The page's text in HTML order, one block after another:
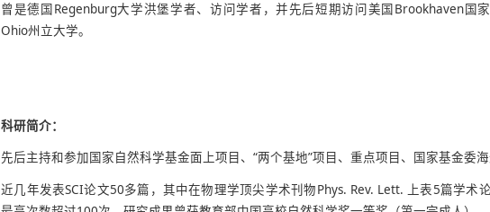
曾是德国Regenburg大学洪堡学者、访问学者，并先后短期访问美国Brookhaven国
Ohio州立大学。
科研简介：
先后主持和参加国家自然科学基金面上项目、“两个基地”项目、重点项目、国家基金委
近几年发表SCI论文50多篇，其中在物理学顶尖学术刊物Phys. Rev. Lett. 上表5篇学术